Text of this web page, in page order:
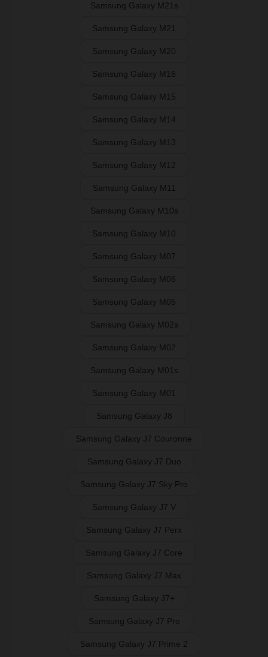
Samsung Galaxy M21s
Samsung Galaxy M21
Samsung Galaxy M20
Samsung Galaxy M16
Samsung Galaxy M15
Samsung Galaxy M14
Samsung Galaxy M13
Samsung Galaxy M12
Samsung Galaxy M11
Samsung Galaxy M10s
Samsung Galaxy M10
Samsung Galaxy M07
Samsung Galaxy M06
Samsung Galaxy M05
Samsung Galaxy M02s
Samsung Galaxy M02
Samsung Galaxy M01s
Samsung Galaxy M01
Samsung Galaxy J8
Samsung Galaxy J7 Couronne
Samsung Galaxy J7 Duo
Samsung Galaxy J7 Sky Pro
Samsung Galaxy J7 V
Samsung Galaxy J7 Perx
Samsung Galaxy J7 Core
Samsung Galaxy J7 Max
Samsung Galaxy J7+
Samsung Galaxy J7 Pro
Samsung Galaxy J7 Prime 2